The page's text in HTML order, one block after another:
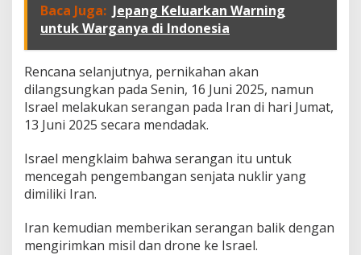
Baca Juga: Jepang Keluarkan Warning
untuk Warganya di Indonesia
Rencana selanjutnya, pernikahan akan
dilangsungkan pada Senin, 16 Juni 2025, namun
Israel melakukan serangan pada Iran di hari Jumat,
13 Juni 2025 secara mendadak.
Israel mengklaim bahwa serangan itu untuk
mencegah pengembangan senjata nuklir yang
dimiliki Iran.
Iran kemudian memberikan serangan balik dengan
mengirimkan misil dan drone ke Israel.